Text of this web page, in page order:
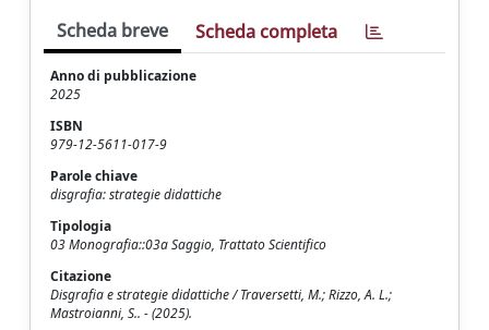
Scheda breve Scheda completa
Anno di pubblicazione
2025
ISBN
979-12-5611-017-9
Parole chiave
disgrafia: strategie didattiche
Tipologia
03 Monografia::03a Saggio, Trattato Scientifico
Citazione
Disgrafia e strategie didattiche / Traversetti, M.; Rizzo, A. L.;
Mastroianni, S.. - (2025).